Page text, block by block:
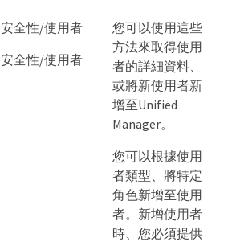
安全性/使用者
安全性/使用者
您可以使用這些
方法來取得使用
者的詳細資料、
或將新使用者新
增至Unified
Manager。
您可以根據使用
者類型、將特定
角色新增至使用
者。新增使用者
時、您必須提供